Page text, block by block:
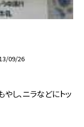
09/26
し、ニラなどにトッ